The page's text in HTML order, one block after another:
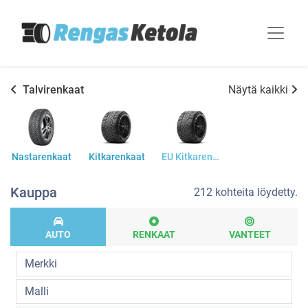
Talvirenkaat Näytä kaikki
Nastarenkaat Kitkarenkaat EU Kitkarenkaat
Kauppa 212 kohteita löydetty.
AUTO RENKAAT VANTEET